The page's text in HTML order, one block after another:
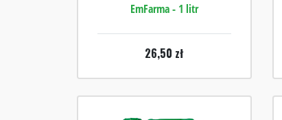
EmFarma - 1 litr
26,50 zł